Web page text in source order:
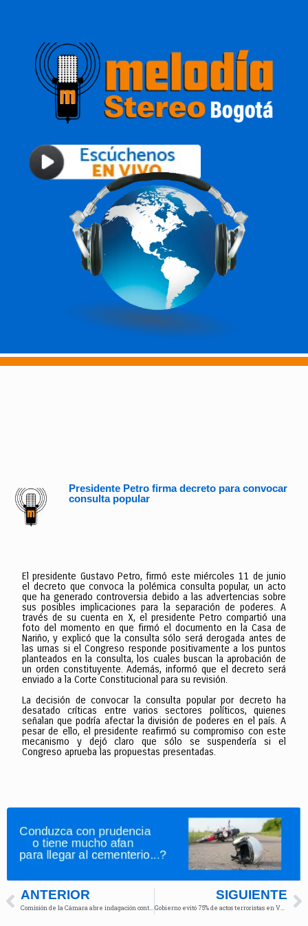
Presidente Petro firma decreto para convocar
consulta popular
El presidente Gustavo Petro, firmó este miércoles 11 de junio
el decreto que convoca la polémica consulta popular, un acto
que ha generado controversia debido a las advertencias sobre
sus posibles implicaciones para la separación de poderes. A
través de su cuenta en X, el presidente Petro compartió una
foto del momento en que firmó el documento en la Casa de
Nariño, y explicó que la consulta sólo será derogada antes de
las urnas si el Congreso responde positivamente a los puntos
planteados en la consulta, los cuales buscan la aprobación de
un orden constituyente. Además, informó que el decreto será
enviado a la Corte Constitucional para su revisión.
La decisión de convocar la consulta popular por decreto ha
desatado críticas entre varios sectores políticos, quienes
señalan que podría afectar la división de poderes en el país. A
pesar de ello, el presidente reafirmó su compromiso con este
mecanismo y dejó claro que sólo se suspendería si el
Congreso aprueba las propuestas presentadas.
ANTERIOR SIGUIENTE
Gobierno evitó 75% de actos terroristas en Valle y Nariño